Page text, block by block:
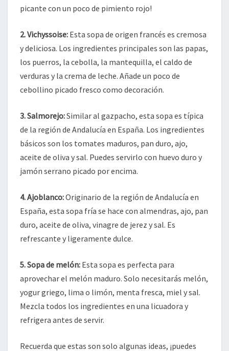
picante con un poco de pimiento rojo!
2. Vichyssoise: Esta sopa de origen francés es cremosa
y deliciosa. Los ingredientes principales son las papas,
los puerros, la cebolla, la mantequilla, el caldo de
verduras y la crema de leche. Añade un poco de
cebollino picado fresco como decoración.
3. Salmorejo:Similar al gazpacho, esta sopa es típica
de la región de Andalucía en España. Los ingredientes
básicos son los tomates maduros, pan duro, ajo,
aceite de oliva y sal. Puedes servirlo con huevo duro y
jamón serrano picado por encima.
4. Ajoblanco:Originario de la región de Andalucía en
España, esta sopa fría se hace con almendras, ajo, pan
duro, aceite de oliva, vinagre de jerez y sal. Es
refrescante y ligeramente dulce.
5. Sopa de melón: Esta sopa es perfecta para
aprovechar el melón maduro. Solo necesitarás melón,
yogur griego, lima o limón, menta fresca, miel y sal.
Mezcla todos los ingredientes en una licuadora y
refrigera antes de servir.
Recuerda que estas son solo algunas ideas, ¡puedes